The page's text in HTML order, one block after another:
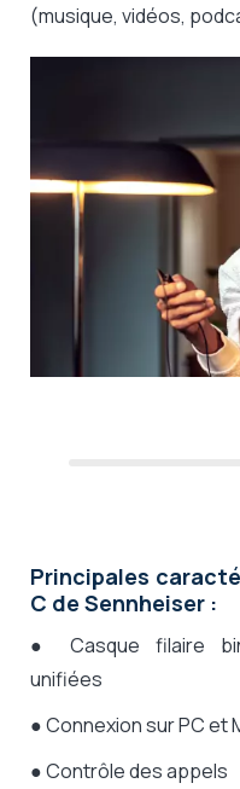
(musique, vidéos,
Principales
C de Sennheiser :
● Casque filaire
unifiées
● Connexion sur PC et
● Contrôle des appels